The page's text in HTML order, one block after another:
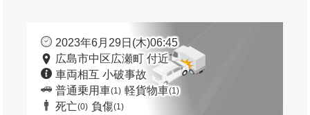
2023年6月29日(木)06:45
広島市中区広瀬町 付近
車両相互 小破事故
普通乗用車(1) 軽貨物車(1)
死亡(0) 負傷(1)